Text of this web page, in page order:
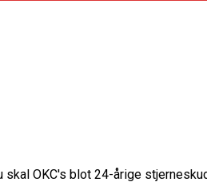
OKC's blot 24-årige